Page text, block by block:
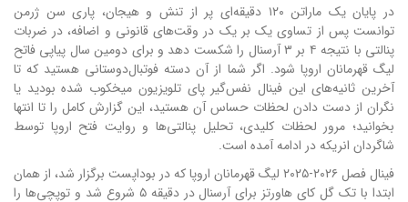
در پایان یک ماراتن ۱۲۰ دقیقه‌ای پر از تنش و هیجان، پاری سن ژرمن
توانست پس از تساوی یک بر یک در وقت‌های قانونی و اضافه، در ضربات
پنالتی با نتیجه ۴ بر ۳ آرسنال را شکست دهد و برای دومین سال پیاپی فاتح
لیگ قهرمانان اروپا شود. اگر شما از آن دسته فوتبال‌دوستانی هستید که تا
آخرین ثانیه‌های این فینال نفس‌گیر پای تلویزیون میخکوب شده بودید یا
نگران از دست دادن لحظات حساس آن هستید، این گزارش کامل را تا انتها
بخوانید؛ مرور لحظات کلیدی، تحلیل پنالتی‌ها و روایت فتح اروپا توسط
شاگردان انریکه در ادامه آمده است.
فینال فصل ۲۰۲۶-۲۰۲۵ لیگ قهرمانان اروپا که در بوداپست برگزار شد، از همان
ابتدا با تک گل کای هاورتز برای آرسنال در دقیقه ۵ شروع شد و توپچی‌ها را